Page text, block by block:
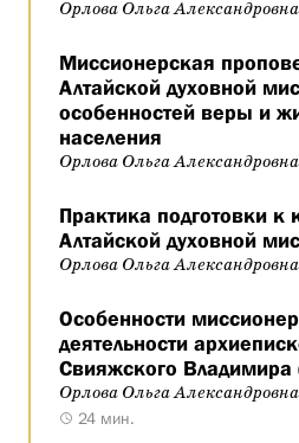
Орлова Ольга Александровна
Миссионерская
Алтайской духовной
особенностей веры и
населения
Орлова Ольга Александровна
Практика подготовки
Алтайской духовной
Орлова Ольга Александровна
Особенности
деятельности
Свияжского Владимира
Орлова Ольга Александровна
24 мин.